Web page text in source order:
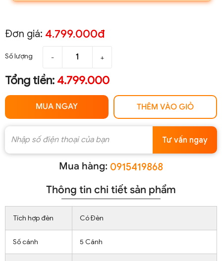
Đơn giá: 4.799.000đ
Số lượng - +
Tổng tiền: 4.799.000
MUA NGAY THÊM VÀO GIỎ
Tư vấn ngay
Mua hàng: 0915419868
Thông tin chi tiết sản phẩm
Tích hợp đèn Có Đèn
Số cánh 5 Cánh